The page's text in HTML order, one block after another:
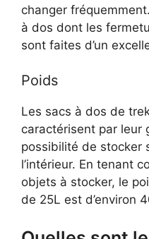
changer
à dos dont les
sont faites d’un
Poids
Les sacs à dos de
caractérisent par leur
possibilité de stocker
l’intérieur. En tenant
objets à stocker, le
de 25L est d’environ